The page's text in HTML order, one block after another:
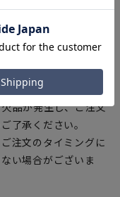
撮影時の室内外の光
が異なる場合がござ
しております関係
品が発生し、ご注文
了承ください。
注文のタイミングに
い場合がございま